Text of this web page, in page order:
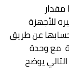
للأجهزة
عن طريق
مع وحدة
يوضح